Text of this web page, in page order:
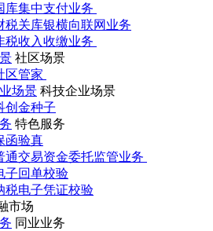
库集中支付业务
税关库银横向联网业务
税收入收缴业务
社区场景
区管家
场景 科技企业场景
创金种子
特色服务
函验真
通交易资金委托监管业务
子回单校验
税电子凭证校验
市场
同业业务